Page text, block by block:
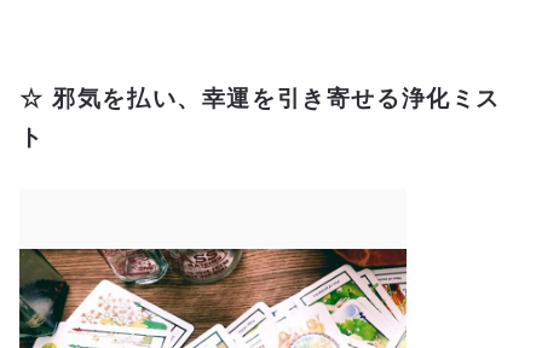
☆ 邪気を払い、幸運を引き寄せる浄化ミス
ト